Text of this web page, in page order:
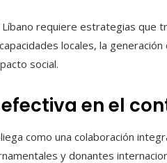
requiere estrategias que
locales, la
social.
efectiva en el
como una colaboración
y donantes